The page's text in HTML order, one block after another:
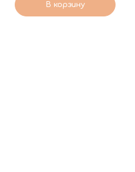
В корзину